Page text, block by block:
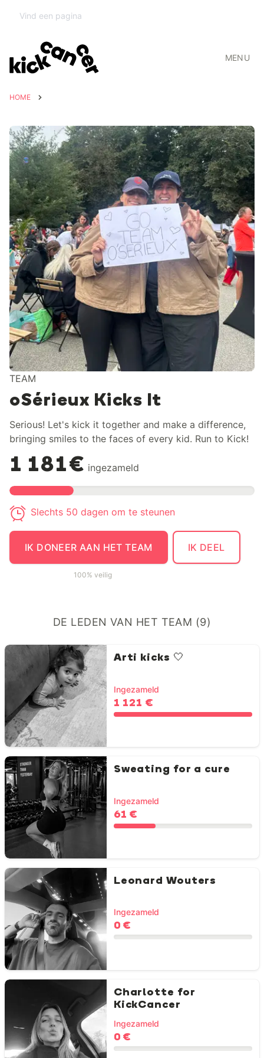
MENU
HOME
TEAM
oSérieux Kicks It
Serious! Let's kick it together and make a difference,
bringing smiles to the faces of every kid. Run to Kick!
1 181€ ingezameld
Slechts 50 dagen om te steunen
IK DONEER AAN HET TEAM
100% veilig
IK DEEL
DE LEDEN VAN HET TEAM (9)
Arti kicks 🤍
Ingezameld
1 121 €
Sweating for a cure
Ingezameld
61 €
Leonard Wouters
Ingezameld
0 €
Charlotte for
KickCancer
Ingezameld
0 €